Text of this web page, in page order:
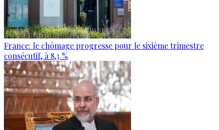
France: le chômage progresse pour le sixième trimestre
consécutif, à 8,3 %